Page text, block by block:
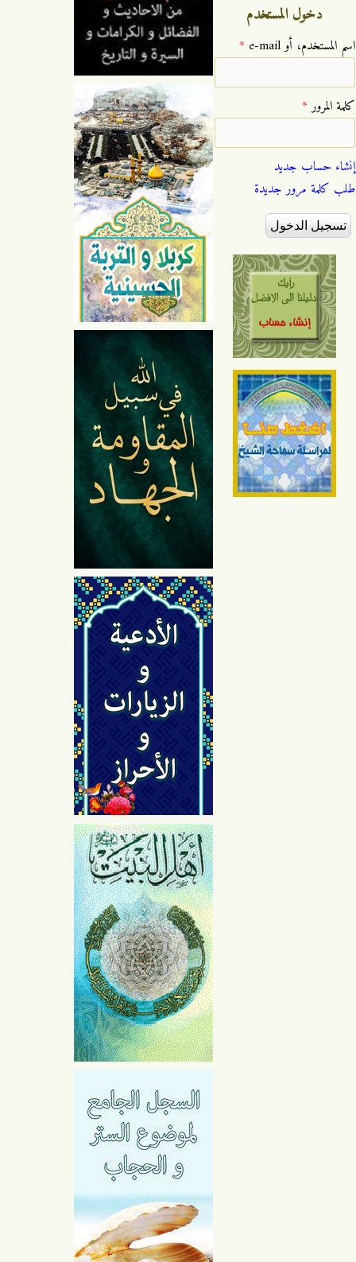
دخول المستخدم
‏اسم المستخدم، أو e-mail ‏ *
‏كلمة المرور ‏*
إنشاء حساب جديد
طلب كلمة مرور جديدة